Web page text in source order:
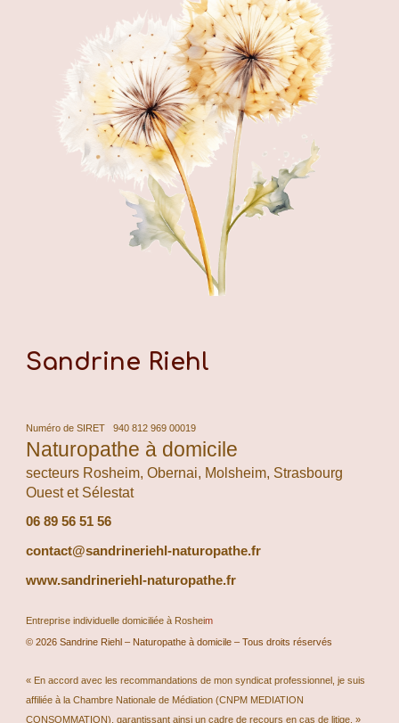
Sandrine Riehl
Numéro de SIRET 940 812 969 00019
Naturopathe à domicile
secteurs Rosheim, Obernai, Molsheim, Strasbourg
Ouest et Sélestat
06 89 56 51 56
contact@sandrineriehl-naturopathe.fr
www.sandrineriehl-naturopathe.fr
Entreprise individuelle domiciliée à Rosheim
© 2026 Sandrine Riehl – Naturopathe à domicile – Tous droits réservés
« En accord avec les recommandations de mon syndicat professionnel, je suis
affiliée à la Chambre Nationale de Médiation (CNPM MEDIATION
CONSOMMATION), garantissant ainsi un cadre de recours en cas de litige. »